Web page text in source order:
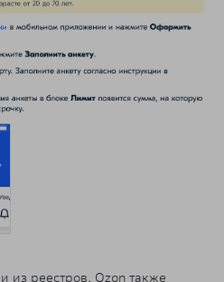
из реестров, Ozon также